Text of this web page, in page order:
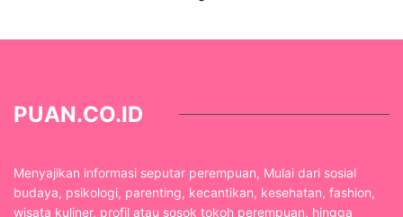
PUAN.CO.ID
Menyajikan informasi seputar perempuan, Mulai dari sosial
budaya, psikologi, parenting, kecantikan, kesehatan, fashion,
wisata kuliner, profil atau sosok tokoh perempuan, hingga